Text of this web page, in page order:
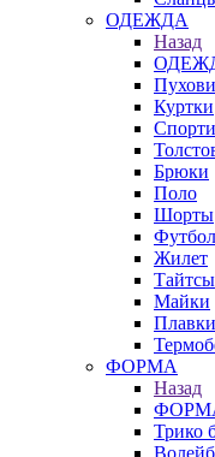
ОДЕЖДА
Назад
Куртки
Брюки
Поло
Шорты
Жилет
Тайтсы
Майки
ФОРМА
Назад
Трико